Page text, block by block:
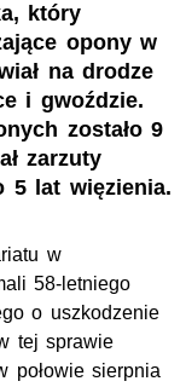
który
opony w
na drodze
i gwoździe.
zostało 9
zarzuty
5 lat więzienia.
w
58-letniego
o uszkodzenie
tej sprawie
połowie sierpnia